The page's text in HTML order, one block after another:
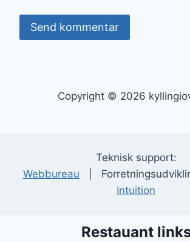
Copyright © 2026
Teknisk support:
Webbureau |
Intuition
Restauant